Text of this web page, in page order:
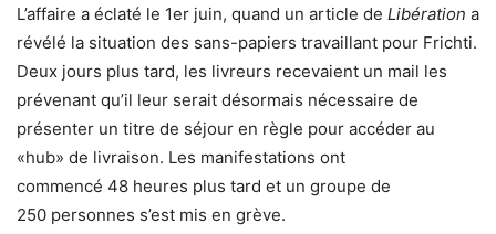
L’affaire a éclaté le 1er juin, quand un article de Libération a
révélé la situation des sans-papiers travaillant pour Frichti.
Deux jours plus tard, les livreurs recevaient un mail les
prévenant qu’il leur serait désormais nécessaire de
présenter un titre de séjour en règle pour accéder au
«hub» de livraison. Les manifestations ont
commencé 48 heures plus tard et un groupe de
250 personnes s’est mis en grève.